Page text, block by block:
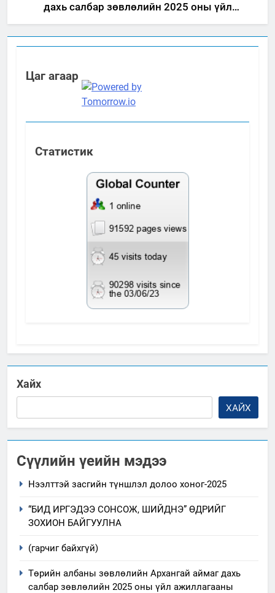
дахь салбар зөвлөлийн 2025 оны үйл
ажиллагааны жилийн төлөвлөгөө
Цаг агаар
Статистик
Хайх
ХАЙХ
Сүүлийн үеийн мэдээ
Нээлттэй засгийн түншлэл долоо хоног-2025
“БИД ИРГЭДЭЭ СОНСОЖ, ШИЙДНЭ” ӨДРИЙГ
ЗОХИОН БАЙГУУЛНА
(гарчиг байхгүй)
Төрийн албаны зөвлөлийн Архангай аймаг дахь
салбар зөвлөлийн 2025 оны үйл ажиллагааны